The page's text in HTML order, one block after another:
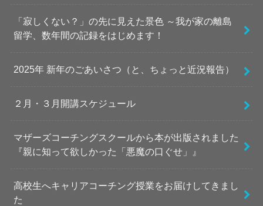
「寂しくない？」の先に見えた景色 ～我が家の離島
留学、数年間の記録をはじめます！
2025年 新年のごあいさつ（と、ちょっと近況報告）
２月・３月開講スケジュール
マザーズコーチングスクールから本が出版されました
『親に知って欲しかった「悪魔の口ぐせ」』
高校生へキャリアコーチング授業をお届けしてきまし
た